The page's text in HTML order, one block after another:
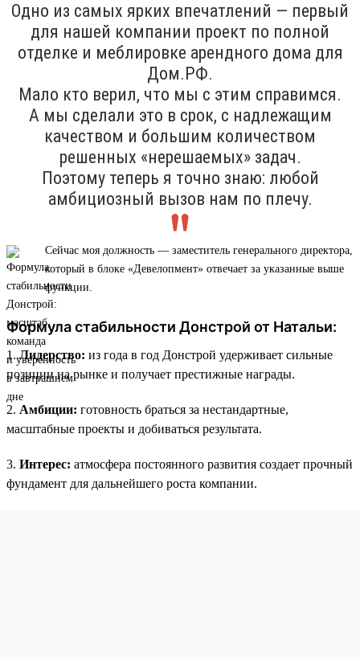
Одно из самых ярких впечатлений — первый
для нашей компании проект по полной
отделке и меблировке арендного дома для
Дом.РФ.
Мало кто верил, что мы с этим справимся.
А мы сделали это в срок, с надлежащим
качеством и большим количеством
решенных «нерешаемых» задач.
Поэтому теперь я точно знаю: любой
амбициозный вызов нам по плечу.
Сейчас моя должность — заместитель генерального директора,
который в блоке «Девелопмент» отвечает за указанные выше
функции.
Формула стабильности Донстрой от Натальи:
1.Лидерство: из года в год Донстрой удерживает сильные
позиции на рынке и получает престижные награды.
2. Амбиции: готовность браться за нестандартные,
масштабные проекты и добиваться результата.
3. Интерес: атмосфера постоянного развития создает прочный
фундамент для дальнейшего роста компании.